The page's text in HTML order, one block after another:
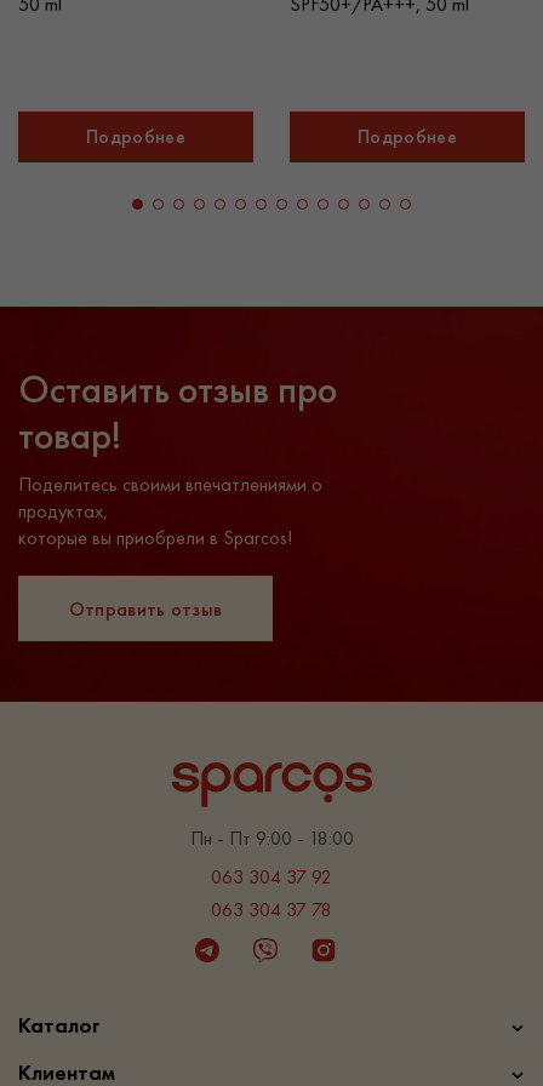
Подробнее Подробнее
Оставить отзыв про
товар!
Поделитесь своими впечатлениями о
продуктах,
которые вы приобрели в Sparcos!
Отправить отзыв
Пн - Пт 9:00 - 18:00
063 304 37 92
063 304 37 78
TelegramViber Instagram
Каталог
Клиентам